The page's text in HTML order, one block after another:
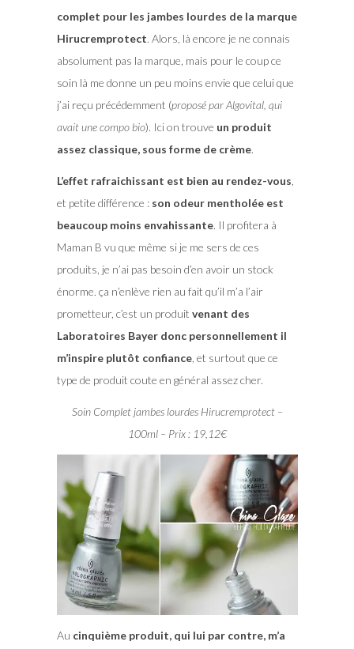
complet pour les jambes lourdes de la marque
Hirucremprotect. Alors, là encore je ne connais
absolument pas la marque, mais pour le coup ce
soin là me donne un peu moins envie que celui que
j’ai reçu précédemment (proposé par Algovital, qui
avait une compo bio). Ici on trouve un produit
assez classique, sous forme de crème.
L’effet rafraichissant est bien au rendez-vous
et petite différence : son odeur mentholée est
beaucoup moins envahissante. Il profitera à
Maman B vu que même si je me sers de ces
produits, je n’ai pas besoin d’en avoir un stock
énorme. ça n’enlève rien au fait qu’il m’a l’air
prometteur, c’est un produit venant des
Laboratoires Bayer donc personnellement il
m’inspire plutôt confiance, et surtout que ce
type de produit coute en général assez cher.
Soin Complet jambes lourdes Hirucremprotect –
100ml – Prix : 19,12€
Au cinquième produit, qui lui par contre, m’a